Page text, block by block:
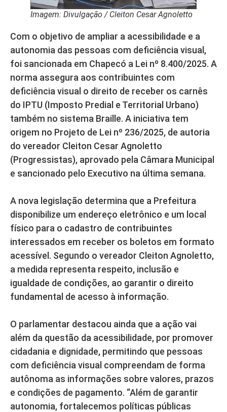
Imagem: Divulgação / Cleiton Cesar Agnoletto
Com o objetivo de ampliar a acessibilidade e a
autonomia das pessoas com deficiência visual,
foi sancionada em Chapecó a Lei nº 8.400/2025. A
norma assegura aos contribuintes com
deficiência visual o direito de receber os carnês
do IPTU (Imposto Predial e Territorial Urbano)
também no sistema Braille. A iniciativa tem
origem no Projeto de Lei nº 236/2025, de autoria
do vereador Cleiton Cesar Agnoletto
(Progressistas), aprovado pela Câmara Municipal
e sancionado pelo Executivo na última semana.
A nova legislação determina que a Prefeitura
disponibilize um endereço eletrônico e um local
físico para o cadastro de contribuintes
interessados em receber os boletos em formato
acessível. Segundo o vereador Cleiton Agnoletto,
a medida representa respeito, inclusão e
igualdade de condições, ao garantir o direito
fundamental de acesso à informação.
O parlamentar destacou ainda que a ação vai
além da questão da acessibilidade, por promover
cidadania e dignidade, permitindo que pessoas
com deficiência visual compreendam de forma
autônoma as informações sobre valores, prazos
e condições de pagamento. “Além de garantir
autonomia, fortalecemos políticas públicas